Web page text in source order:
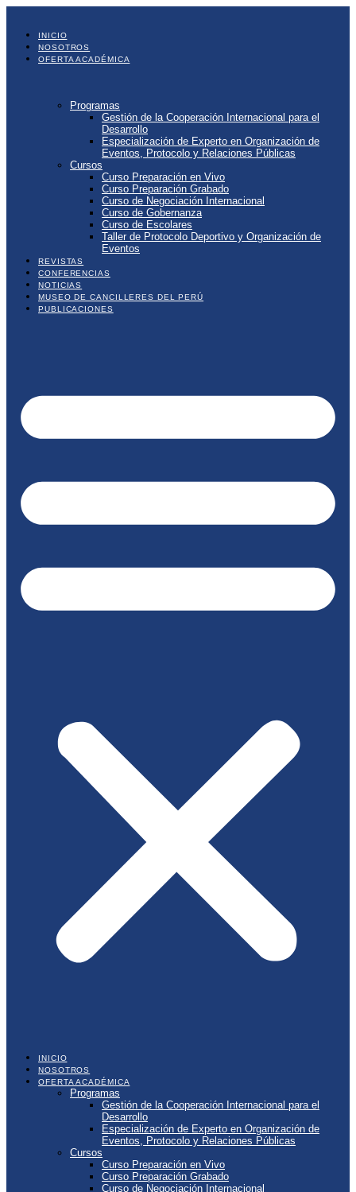
contenidoINICIO
NOSOTROS
OFERTA ACADÉMICA
Programas
Gestión de la Cooperación Internacional para el
Desarrollo
Especialización de Experto en Organización de
Eventos, Protocolo y Relaciones Públicas
Cursos
Curso Preparación en Vivo
Curso Preparación Grabado
Curso de Negociación Internacional
Curso de Gobernanza
Curso de Escolares
Taller de Protocolo Deportivo y Organización de
Eventos
REVISTAS
CONFERENCIAS
NOTICIAS
MUSEO DE CANCILLERES DEL PERÚ
PUBLICACIONES
INICIO
NOSOTROS
OFERTA ACADÉMICA
Programas
Gestión de la Cooperación Internacional para el
Desarrollo
Especialización de Experto en Organización de
Eventos, Protocolo y Relaciones Públicas
Cursos
Curso Preparación en Vivo
Curso Preparación Grabado
Curso de Negociación Internacional